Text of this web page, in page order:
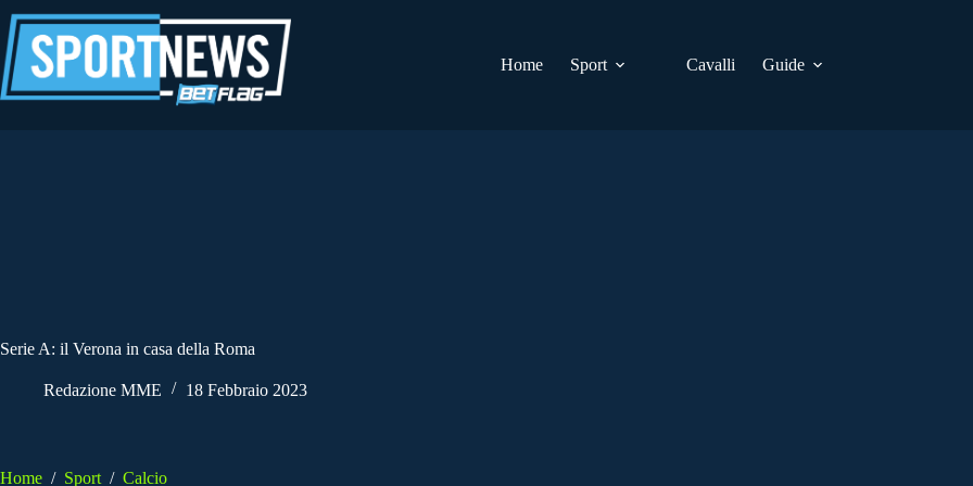
al
contenuto
Home
Sport Cavalli Guide
Serie A: il Verona in casa della Roma
Redazione MME 18 Febbraio 2023
Home / Sport / Calcio